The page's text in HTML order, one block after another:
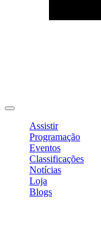
Assistir
Programação
Eventos
Classificações
Notícias
Loja
Blogs